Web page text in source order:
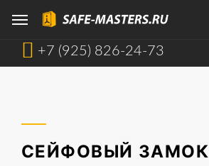
+7 (925) 826-24-73
СЕЙФОВЫЙ ЗАМОК